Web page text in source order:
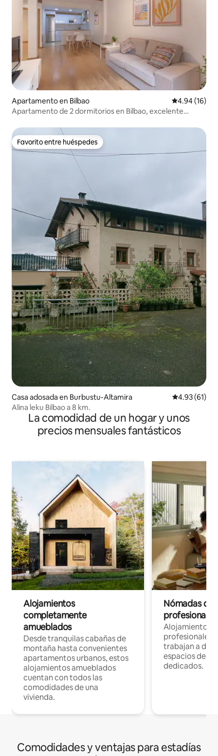
Apartamento en Bilbao Calificación
4.94 (16)
Apartamento de 2 dormitorios en Bilbao, excelente
Favorito entre huéspedes
Favorito entre huéspedes
Casa adosada en Burbustu-Altamira Calificación
4.93 (61)
Alina leku Bilbao a 8 km.
La comodidad de un hogar y unos
precios mensuales fantásticos
Alojamientos
completamente
amueblados
Desde tranquilas cabañas de
montaña hasta convenientes
apartamentos urbanos, estos
alojamientos amueblados
cuentan con todos las
comodidades de una
vivienda.
Nómadas
Alojamientos
profesionales
trabajan a
espacios de
dedicados.
Comodidades y ventajas para estadías